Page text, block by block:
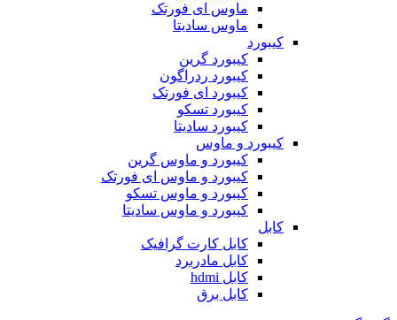
ماوس ای فورتک
ماوس سادیتا
کیبورد
کیبورد گرین
کیبورد ردراگون
کیبورد ای فورتک
کیبورد تسکو
کیبورد سادیتا
کیبورد و ماوس
کیبورد و ماوس گرین
کیبورد و ماوس ای فورتک
کیبورد و ماوس تسکو
کیبورد و ماوس سادیتا
کابل
کابل کارت گرافیک
کابل مادربرد
کابل hdmi
کابل برق